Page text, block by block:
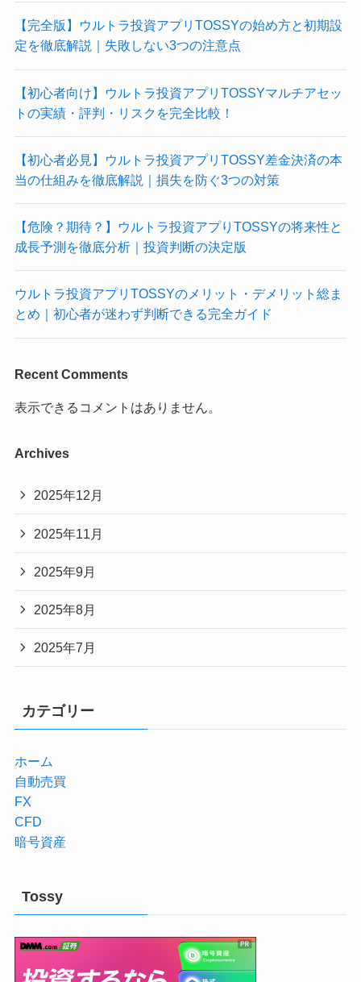
【完全版】ウルトラ投資アプリTOSSYの始め方と初期設
定を徹底解説｜失敗しない3つの注意点
【初心者向け】ウルトラ投資アプリTOSSYマルチアセッ
トの実績・評判・リスクを完全比較！
【初心者必見】ウルトラ投資アプリTOSSY差金決済の本
当の仕組みを徹底解説｜損失を防ぐ3つの対策
【危険？期待？】ウルトラ投資アプりTOSSYの将来性と
成長予測を徹底分析｜投資判断の決定版
ウルトラ投資アプリTOSSYのメリット・デメリット総ま
とめ｜初心者が迷わず判断できる完全ガイド
Recent Comments
表示できるコメントはありません。
Archives
2025年12月
2025年11月
2025年9月
2025年8月
2025年7月
カテゴリー
ホーム
自動売買
FX
CFD
暗号資産
Tossy